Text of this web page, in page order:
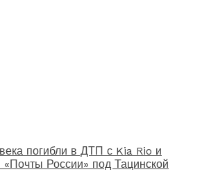
погибли в ДТП с Kia Rio и
России» под Тацинской